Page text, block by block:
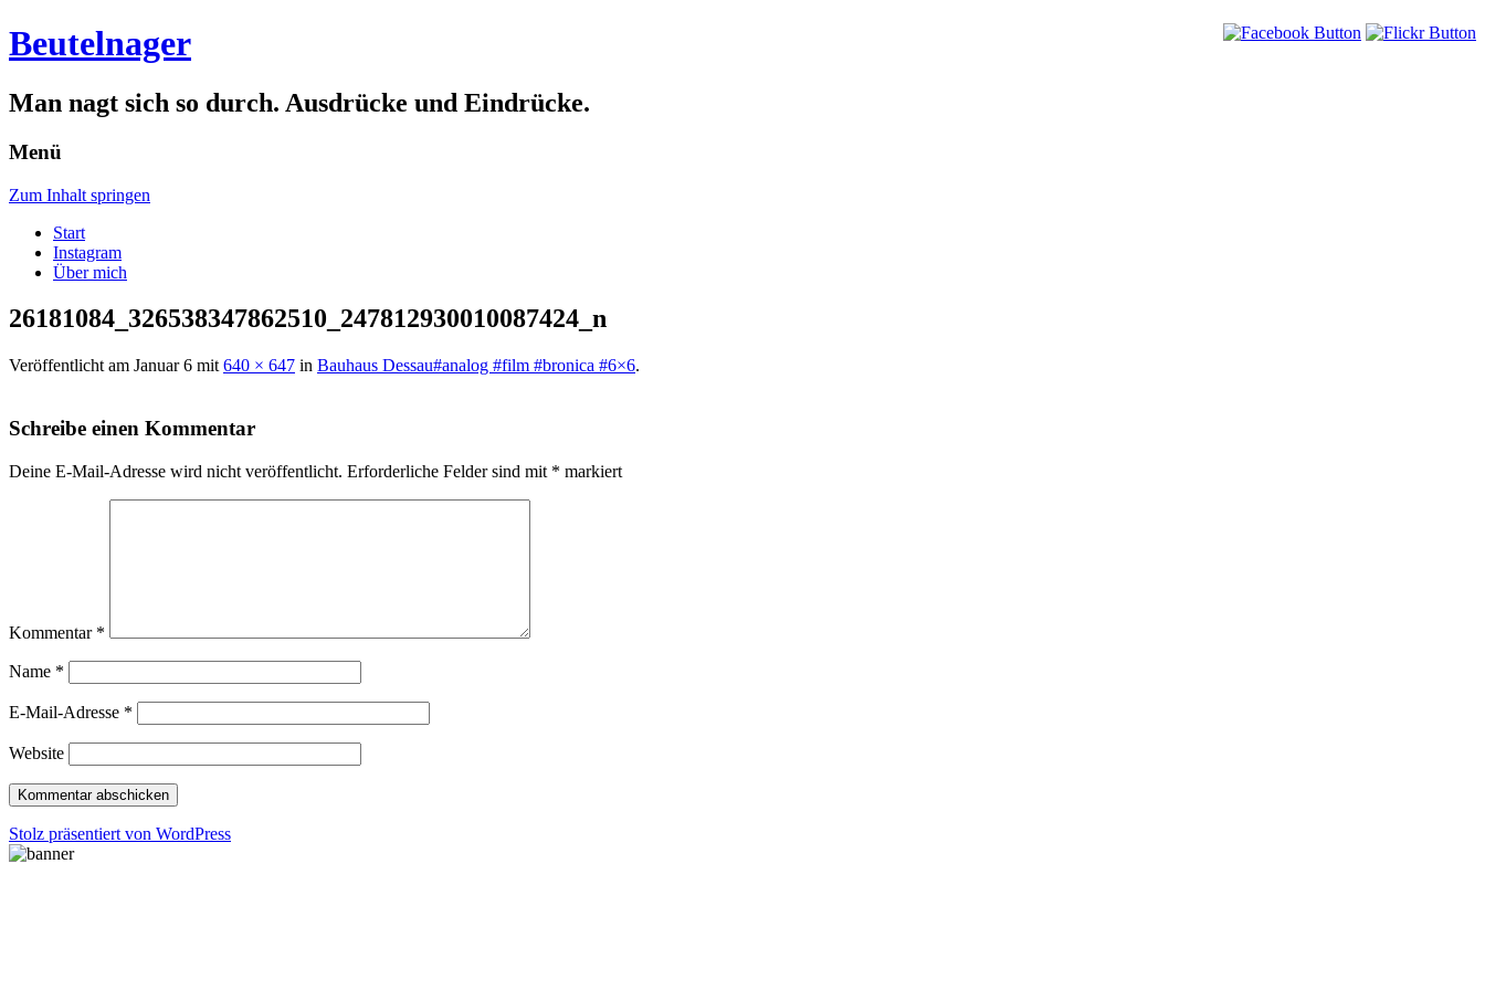
Beutelnager
Man nagt sich so durch. Ausdrücke und Eindrücke.
Menü
Zum Inhalt springen
Start
Instagram
Über mich
26181084_326538347862510_247812930010087424_n
Veröffentlicht am Januar 6 mit 640 × 647 in Bauhaus Dessau#analog #film #bronica #6×6.
Schreibe einen Kommentar
Deine E-Mail-Adresse wird nicht veröffentlicht. Erforderliche Felder sind mit * markiert
Kommentar *
Name *
E-Mail-Adresse *
Website
Stolz präsentiert von WordPress